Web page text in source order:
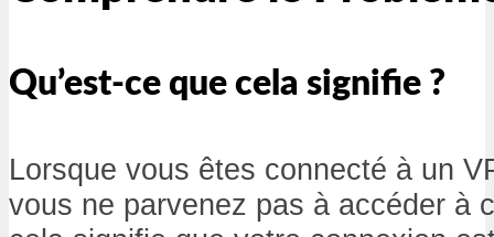
Qu’est-ce que cela signifie ?
Lorsque vous êtes connecté à un
vous ne parvenez pas à accéder à